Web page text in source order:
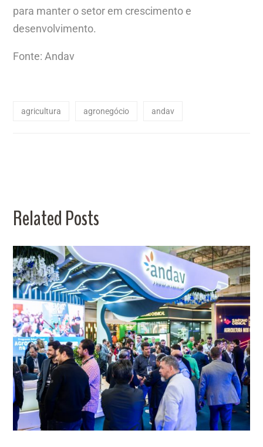
para manter o setor em crescimento e
desenvolvimento.
Fonte: Andav
agricultura agronegócio andav
Related Posts